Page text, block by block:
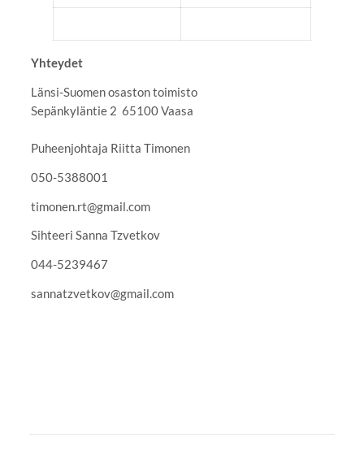
Yhteydet
Länsi-Suomen osaston toimisto
Sepänkyläntie 2 65100 Vaasa
Puheenjohtaja Riitta Timonen
050-5388001
timonen.rt@gmail.com
Sihteeri Sanna Tzvetkov
044-5239467
sannatzvetkov@gmail.com